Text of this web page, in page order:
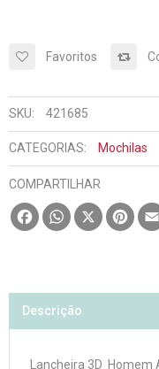
Favoritos
SKU: 421685
CATEGORIAS: Mochilas
COMPARTILHAR
FacebookWhatsApp
X
Descrição
Lancheira 3D